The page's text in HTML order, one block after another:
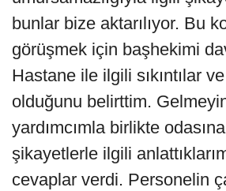
bunlar bize aktarılıyor. Bu
görüşmek için başhekimi
Hastane ile ilgili sıkıntılar
olduğunu belirttim.
yardımcımla birlikte
şikayetlerle ilgili
cevaplar verdi. Personelin